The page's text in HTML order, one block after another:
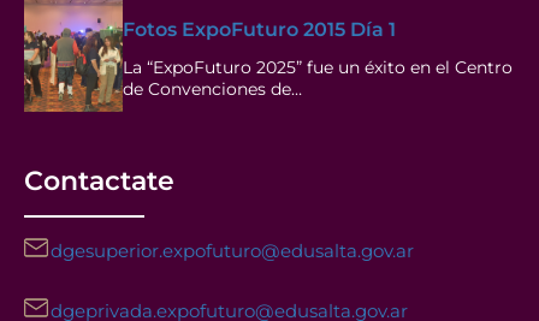
Fotos ExpoFuturo 2015 Día 1
La “ExpoFuturo 2025” fue un éxito en el Centro
de Convenciones de…
Contactate
dgesuperior.expofuturo@edusalta.gov.ar
dgeprivada.expofuturo@edusalta.gov.ar